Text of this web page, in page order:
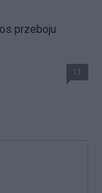
przeboju
11